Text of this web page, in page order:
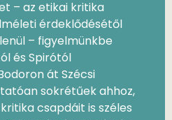
– az etikai kritika
érdeklődésétől
– figyelmünkbe
és Spirótól
át Szécsi
sokrétűek ahhoz,
csapdáit is széles